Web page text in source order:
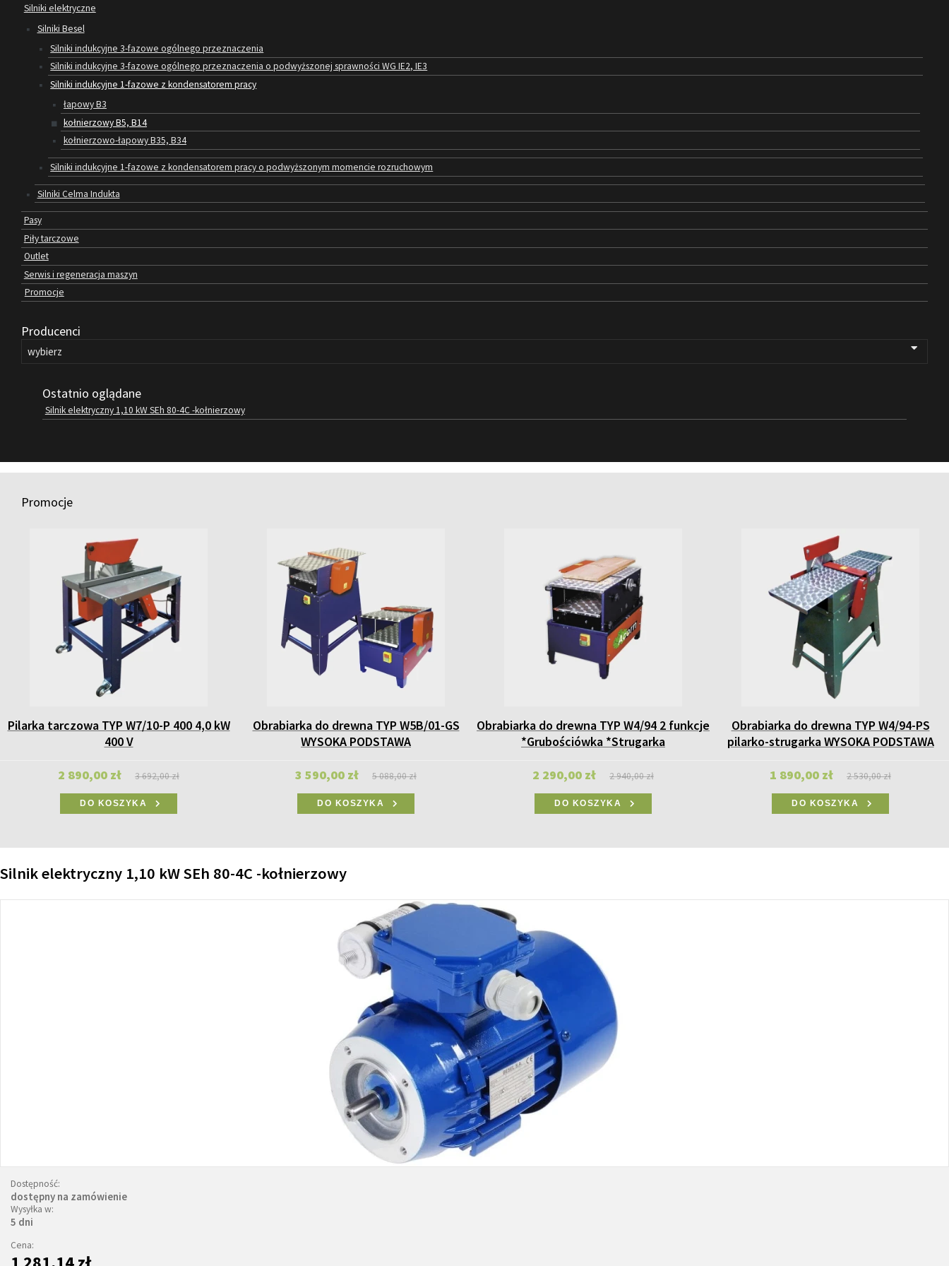
Silniki elektryczne
Silniki Besel
Silniki indukcyjne 3-fazowe ogólnego przeznaczenia
Silniki indukcyjne 3-fazowe ogólnego przeznaczenia o podwyższonej sprawności WG IE2, IE3
Silniki indukcyjne 1-fazowe z kondensatorem pracy
łapowy B3
kołnierzowy B5, B14
kołnierzowo-łapowy B35, B34
Silniki indukcyjne 1-fazowe z kondensatorem pracy o podwyższonym momencie rozruchowym
Silniki Celma Indukta
Pasy
Piły tarczowe
Outlet
Serwis i regeneracja maszyn
Promocje
Producenci
Ostatnio oglądane
Silnik elektryczny 1,10 kW SEh 80-4C -kołnierzowy
Promocje
Pilarka tarczowa TYP W7/10-P 400 4,0 kW
400 V
2 890,00 zł 3 692,00 zł
DO KOSZYKA
Obrabiarka do drewna TYP W5B/01-GS
WYSOKA PODSTAWA
3 590,00 zł 5 088,00 zł
DO KOSZYKA
Obrabiarka do drewna TYP W4/94 2 funkcje
*Grubościówka *Strugarka
2 290,00 zł 2 940,00 zł
DO KOSZYKA
Obrabiarka do drewna TYP W4/94-PS
pilarko-strugarka WYSOKA PODSTAWA
1 890,00 zł 2 530,00 zł
DO KOSZYKA
Silnik elektryczny 1,10 kW SEh 80-4C -kołnierzowy
Dostępność:
dostępny na zamówienie
Wysyłka w:
5 dni
Cena: